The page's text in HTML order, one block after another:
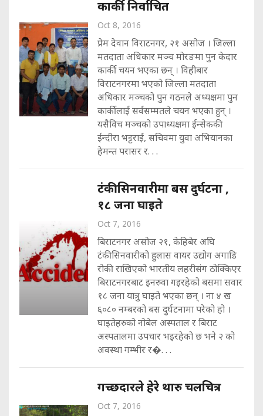
कार्की निर्वाचित
Oct 8, 2016
प्रेम देवान विराटनगर, २१ असोज । जिल्ला
मतदाता अधिकार मञ्च मोरङमा पुन केदार
कार्की चयन भएका छन् । विहीबार
विराटनगरमा भएको जिल्ला मतदाता
अधिकार मञ्चको पुन गठनले अध्यक्षमा पुन
कार्कीलाई सर्वसम्मतले चयन भएका हुन् ।
यसैविच मञ्चको उपाध्यक्षमा ईन्सेककी
ईन्दीरा भट्टराई, सचिवमा युवा अभियानका
हेमन्त परासर र. . .
टंकीसिनवारीमा बस दुर्घटना ,
१८ जना घाइते
Oct 7, 2016
बिराटनगर असोज २१, केहिबेर अघि
टंकीसिनवारीको हुलास वायर उद्योग अगाडि
रोकी राखिएको भारतीय लहरीसंग ठोक्किएर
बिराटनगरबाट इनरुवा गइरहेको बसमा सवार
१८ जना यात्रु घाइते भएका छन् । ना ४ ख
६०८० नम्बरको बस दुर्घटनामा परेको हो ।
घाइतेहरुको नोबेल अस्पताल र बिराट
अस्पतालमा उपचार भइरहेको छ भने २ को
अवस्था गम्भीर र�. . .
गच्छदारले हेरे थारु चलचित्र
Oct 7, 2016